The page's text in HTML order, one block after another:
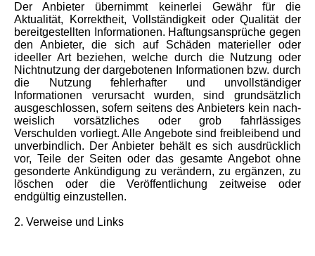
Der Anbieter übernimmt keinerlei Gewähr für die
Aktualität, Korrektheit, Vollständigkeit oder Qualität der
bereitgestellten Informationen. Haftungsansprüche gegen
den Anbieter, die sich auf Schäden materieller oder
ideeller Art beziehen, welche durch die Nutzung oder
Nichtnutzung der dargebotenen Informationen bzw. durch
die Nutzung fehlerhafter und unvollständiger
Informationen verursacht wurden, sind grundsätzlich
ausgeschlossen, sofern seitens des Anbieters kein nach-
weislich vorsätzliches oder grob fahrlässiges
Verschulden vorliegt. Alle Angebote sind freibleibend und
unverbindlich. Der Anbieter behält es sich ausdrücklich
vor, Teile der Seiten oder das gesamte Angebot ohne
gesonderte Ankündigung zu verändern, zu ergänzen, zu
löschen oder die Veröffentlichung zeitweise oder
endgültig einzustellen.
2. Verweise und Links